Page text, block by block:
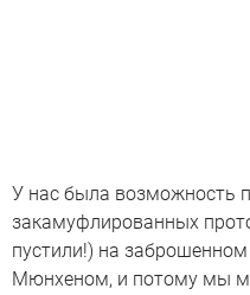
У нас была возможность
закамуфлированных
пустили!) на
Мюнхеном, и потому мы